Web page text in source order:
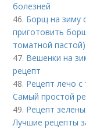
болезней
46. Борщ на зиму
приготовить
томатной пастой)
47. Вешенки на
рецепт
48. Рецепт лечо
Самый простой
49. Рецепт
Лучшие рецепты